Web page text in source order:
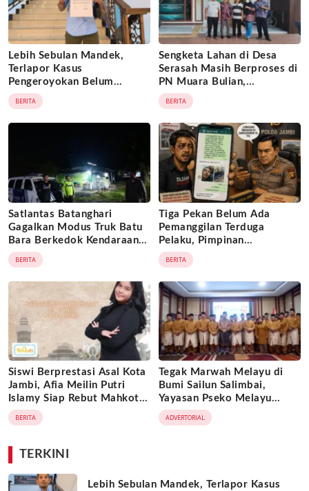
Lebih Sebulan Mandek,
Terlapor Kasus
Pengeroyokan Belum
Diperiksa, Korban Adukan
Penyidik ke Wasidik Polda
Jambi
BERITA
Sengketa Lahan di Desa
Serasah Masih Berproses di
PN Muara Bulian,
Penggugat Minta Kepastian
Hukum atas Kepemilikan
Objek Tanah
BERITA
Satlantas Batanghari
Gagalkan Modus Truk Batu
Bara Berkedok Kendaraan
Ekspedisi, Celah
Pengawasan Diduga
Dimanfaatkan Oknum
BERITA
Tiga Pekan Belum Ada
Pemanggilan Terduga
Pelaku, Pimpinan
Tajam24jam.com Minta
Atensi Langsung Kapolda
Jambi
BERITA
Siswi Berprestasi Asal Kota
Jambi, Afia Meilin Putri
Islamy Siap Rebut Mahkota
Putri Jambi 2026
BERITA
Tegak Marwah Melayu di
Bumi Sailun Salimbai,
Yayasan Pseko Melayu
Jambi Resmi Dikukuhkan:
Satukan Adat, Jaga Warisan
ADVERTORIAL
TERKINI
Lebih Sebulan Mandek, Terlapor Kasus